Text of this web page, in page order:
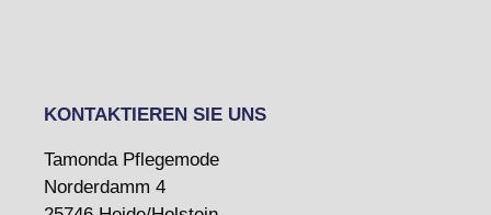
KONTAKTIEREN SIE UNS
Tamonda Pflegemode
Norderdamm 4